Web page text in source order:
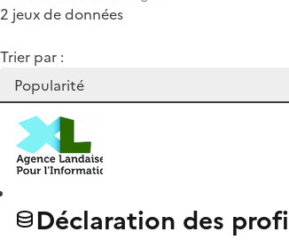
2 jeux de données
Trier par :
Déclaration des